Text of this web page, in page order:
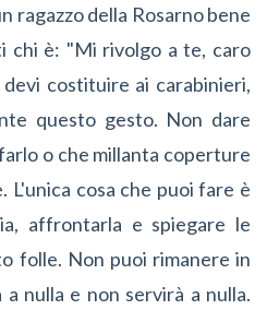
ragazzo della Rosarno bene
chi è: "Mi rivolgo a te, caro
costituire ai carabinieri,
questo gesto. Non dare
o che millanta coperture
L'unica cosa che puoi fare è
affrontarla e spiegare le
folle. Non puoi rimanere in
nulla e non servirà a nulla.